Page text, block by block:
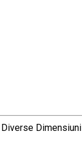
Dimensiuni